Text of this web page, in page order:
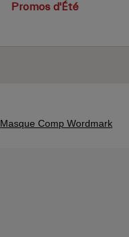
Promos d'Été
Masque Comp Wordmark